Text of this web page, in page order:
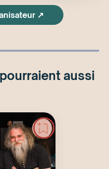
↗
aussi